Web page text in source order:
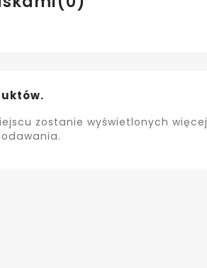
zostanie wyświetlonych więcej